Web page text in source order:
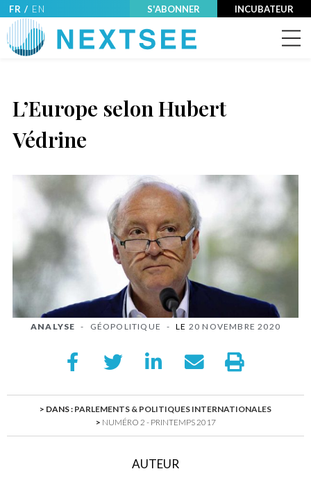
FR / EN S'ABONNER INCUBATEUR
L’Europe selon Hubert
Védrine
ANALYSE - GÉOPOLITIQUE - LE 20 NOVEMBRE 2020
> DANS : PARLEMENTS & POLITIQUES INTERNATIONALES
> NUMÉRO 2 - PRINTEMPS 2017
AUTEUR